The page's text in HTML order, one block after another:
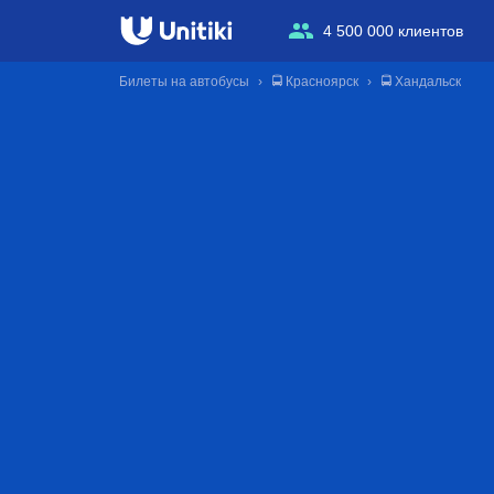
4 500 000 клиентов
Билеты на автобусы 🚍 Красноярск 🚍 Хандальск